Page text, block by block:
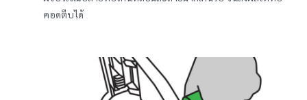
คอดตีบได้